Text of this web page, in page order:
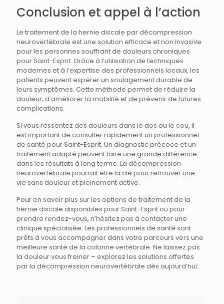
Conclusion et appel à l’action
Le traitement de la hernie discale par décompression
neurovertébrale est une solution efficace et non invasive
pour les personnes souffrant de douleurs chroniques
pour Saint-Esprit. Grâce à l’utilisation de techniques
modernes et à l’expertise des professionnels locaux, les
patients peuvent espérer un soulagement durable de
leurs symptômes. Cette méthode permet de réduire la
douleur, d’améliorer la mobilité et de prévenir de futures
complications.
Si vous ressentez des douleurs dans le dos ou le cou, il
est important de consulter rapidement un professionnel
de santé pour Saint-Esprit. Un diagnostic précoce et un
traitement adapté peuvent faire une grande différence
dans les résultats à long terme. La décompression
neurovertébrale pourrait être la clé pour retrouver une
vie sans douleur et pleinement active.
Pour en savoir plus sur les options de traitement de la
hernie discale disponibles pour Saint-Esprit ou pour
prendre rendez-vous, n’hésitez pas à contacter une
clinique spécialisée. Les professionnels de santé sont
prêts à vous accompagner dans votre parcours vers une
meilleure santé de la colonne vertébrale. Ne laissez pas
la douleur vous freiner – explorez les solutions offertes
par la décompression neurovertébrale dès aujourd’hui.